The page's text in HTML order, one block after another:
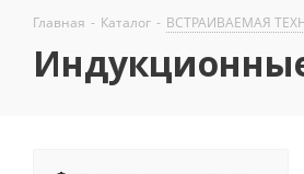
Главная - Каталог - ВСТРАИВАЕМАЯ